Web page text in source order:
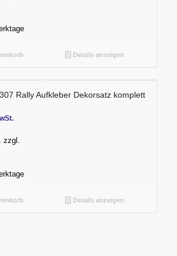
Details anzeigen
Rally Aufkleber Dekorsatz komplett
zzgl.
Details anzeigen